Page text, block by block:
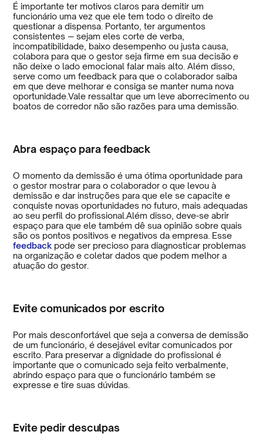
É importante ter motivos claros para demitir um
funcionário uma vez que ele tem todo o direito de
questionar a dispensa. Portanto, ter argumentos
consistentes ― sejam eles corte de verba,
incompatibilidade, baixo desempenho ou justa causa,
colabora para que o gestor seja firme em sua decisão e
não deixe o lado emocional falar mais alto. Além disso,
serve como um feedback para que o colaborador saiba
em que deve melhorar e consiga se manter numa nova
oportunidade.Vale ressaltar que um leve aborrecimento ou
boatos de corredor não são razões para uma demissão.
Abra espaço para feedback
O momento da demissão é uma ótima oportunidade para
o gestor mostrar para o colaborador o que levou à
demissão e dar instruções para que ele se capacite e
conquiste novas oportunidades no futuro, mais adequadas
ao seu perfil do profissional.Além disso, deve-se abrir
espaço para que ele também dê sua opinião sobre quais
são os pontos positivos e negativos da empresa. Esse
feedback pode ser precioso para diagnosticar problemas
na organização e coletar dados que podem melhor a
atuação do gestor.
Evite comunicados por escrito
Por mais desconfortável que seja a conversa de demissão
de um funcionário, é desejável evitar comunicados por
escrito. Para preservar a dignidade do profissional é
importante que o comunicado seja feito verbalmente,
abrindo espaço para que o funcionário também se
expresse e tire suas dúvidas.
Evite pedir desculpas